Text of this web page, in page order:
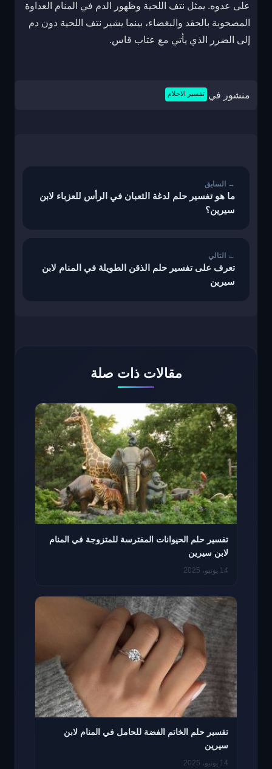
على عدوه. يمثل نتف اللحية وظهور الدم في المنام العداوة
المصحوبة بالحقد والبغضاء، بينما يشير نتف اللحية دون دم
إلى الضرر الذي يأتي مع عتاب قاس.
منشور في تفسير الاحلام
ما هو تفسير حلم لدغة الثعبان في الرأس للعزباء لابن
سيرين؟
تعرف على تفسير حلم الذقن الطويلة في المنام لابن
سيرين
مقالات ذات صلة
تفسير حلم الحيوانات المفترسة للمتزوجة في المنام
لابن سيرين
14 يونيو، 2025
تفسير حلم الخاتم الفضة للحامل في المنام لابن
سيرين
14 يونيو، 2025